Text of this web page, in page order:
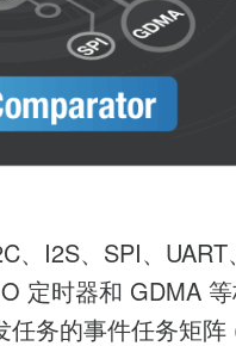
、I2S、SPI、UART
定时器和 GDMA
任务的事件任务矩阵